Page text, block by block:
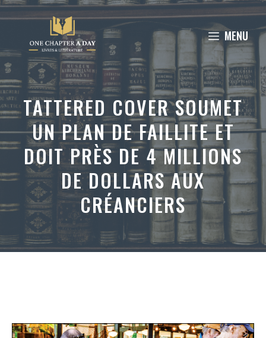
Aller
au
contenu
MENU
TATTERED COVER SOUMET
UN PLAN DE FAILLITE ET
DOIT PRÈS DE 4 MILLIONS
DE DOLLARS AUX
CRÉANCIERS